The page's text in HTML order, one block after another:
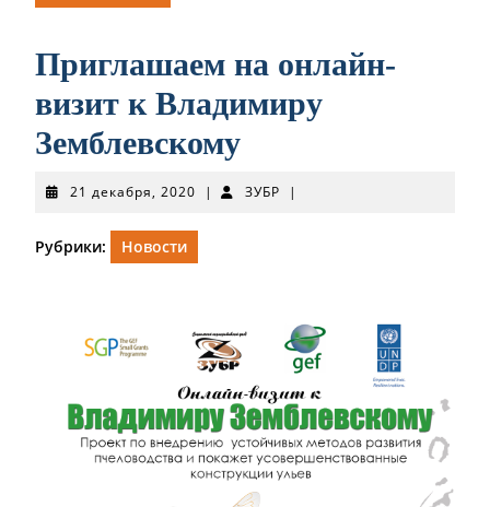
Приглашаем на онлайн-
визит к Владимиру
Земблевскому
21 декабря, 2020 21
2020
| ЗУБР ЗУБР
|
Рубрики: Новости